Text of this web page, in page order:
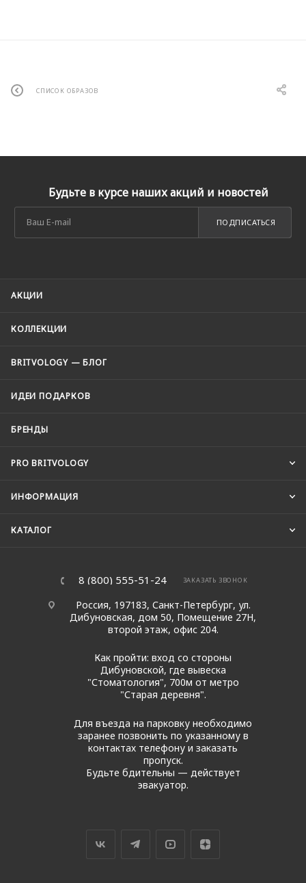
СПИСОК ОБРАЗОВ
Будьте в курсе наших акций и новостей
ПОДПИСАТЬСЯ
АКЦИИ
КОЛЛЕКЦИИ
BRITVOLOGY — БЛОГ
ИДЕИ ПОДАРКОВ
БРЕНДЫ
PRO BRITVOLOGY
ИНФОРМАЦИЯ
КАТАЛОГ
8 (800) 555-51-24 ЗАКАЗАТЬ ЗВОНОК
Россия, 197183, Санкт-Петербург, ул.
Дибуновская, дом 50, Помещение 27Н,
второй этаж, офис 204.
Как пройти: вход со стороны
Дибуновской, где вывеска
"Стоматология", 700м от метро
"Старая деревня".
Для въезда на парковку необходимо
заранее позвонить по указанному в
контактах телефону и заказать
пропуск.
Будьте бдительны — действует
эвакуатор.